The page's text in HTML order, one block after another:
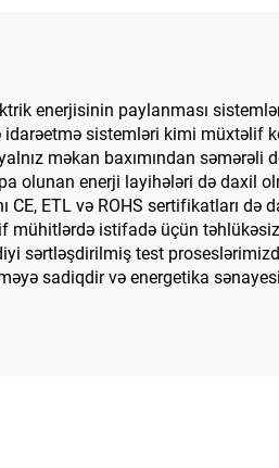
enerjisinin paylanması
sistemləri kimi
məkan baxımından səmərəli
olunan enerji layihələri də daxil
CE, ETL və ROHS sertifikatları
mühitlərdə istifadə üçün
sərtləşdirilmiş test
sadiqdir və energetika